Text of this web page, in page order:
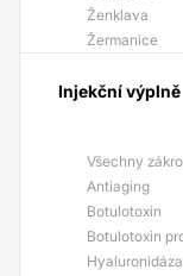
Ženklava
Žermanice
Injekční výplně
Všechny
Antiaging
Botulotoxin
Botulotoxin
Hyaluronidáza